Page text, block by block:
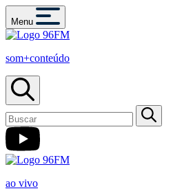
Menu
som+conteúdo
ao vivo